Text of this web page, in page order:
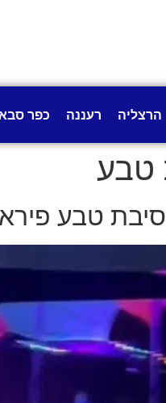
הרצליה רעננה כפר
טבע
טבע